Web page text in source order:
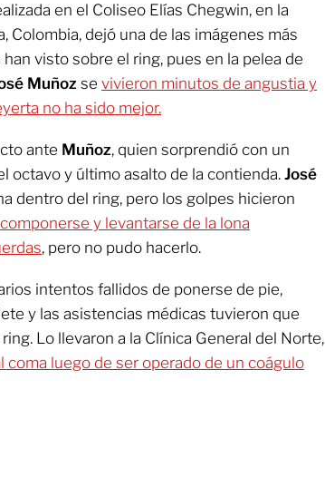
en el Coliseo Elías Chegwin, en la
Colombia, dejó una de las imágenes más
visto sobre el ring, pues en la pelea de
Muñoz se vivieron minutos de angustia y
no ha sido mejor.
ante Muñoz, quien sorprendió con un
octavo y último asalto de la contienda. José
dentro del ring, pero los golpes hicieron
y levantarse de la lona
, pero no pudo hacerlo.
intentos fallidos de ponerse de pie,
y las asistencias médicas tuvieron que
Lo llevaron a la Clínica General del Norte,
coma luego de ser operado de un coágulo